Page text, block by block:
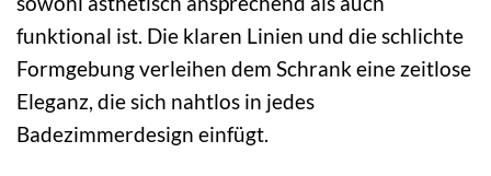
funktional ist. Die klaren Linien und die schlichte
Formgebung verleihen dem Schrank eine zeitlose
Eleganz, die sich nahtlos in jedes
Badezimmerdesign einfügt.